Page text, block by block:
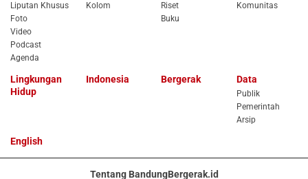
Liputan Khusus
Foto
Video
Podcast
Agenda
Kolom
Riset
Buku
Komunitas
Lingkungan
Hidup
Indonesia Bergerak Data
Publik
Pemerintah
Arsip
English
Tentang BandungBergerak.id